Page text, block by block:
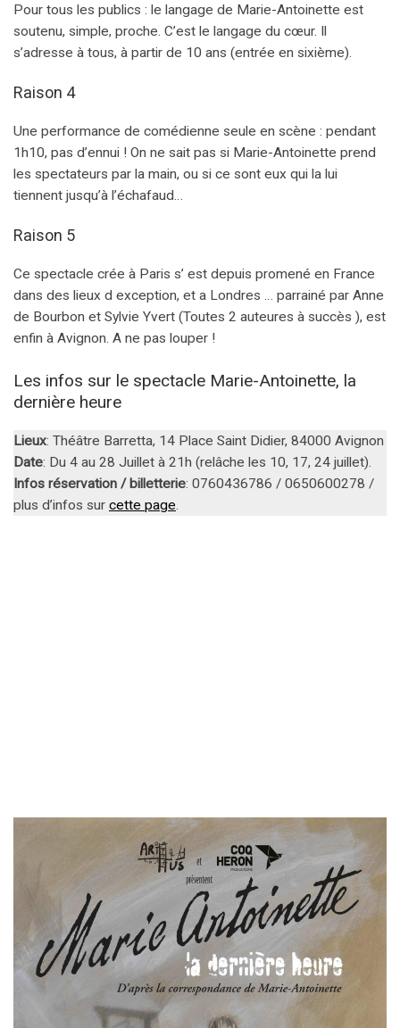
Pour tous les publics : le langage de Marie-Antoinette est
soutenu, simple, proche. C’est le langage du cœur. Il
s’adresse à tous, à partir de 10 ans (entrée en sixième).
Raison 4
Une performance de comédienne seule en scène : pendant
1h10, pas d’ennui ! On ne sait pas si Marie-Antoinette prend
les spectateurs par la main, ou si ce sont eux qui la lui
tiennent jusqu’à l’échafaud…
Raison 5
Ce spectacle crée à Paris s’ est depuis promené en France
dans des lieux d exception, et a Londres … parrainé par Anne
de Bourbon et Sylvie Yvert (Toutes 2 auteures à succès ), est
enfin à Avignon. A ne pas louper !
Les infos sur le spectacle Marie-Antoinette, la
dernière heure
Lieux: Théâtre Barretta, 14 Place Saint Didier, 84000 Avignon
Date: Du 4 au 28 Juillet à 21h (relâche les 10, 17, 24 juillet).
Infos réservation / billetterie: 0760436786 / 0650600278 /
plus d’infos sur cette page.